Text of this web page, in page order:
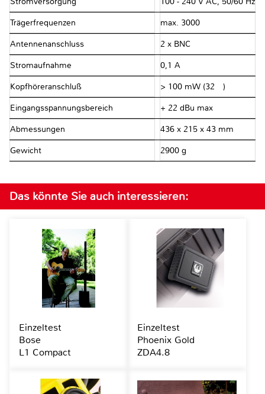
Trägerfrequenzen max. 3000
Antennenanschluss 2 x BNC
Stromaufnahme 0,1 A
Kopfhöreranschluß > 100 mW (32 Ω)
Eingangsspannungsbereich + 22 dBu max
Abmessungen 436 x 215 x 43 mm
Gewicht 2900 g
Das könnte Sie auch interessieren:
Einzeltest
Bose
L1 Compact
Einzeltest
Phoenix Gold
ZDA4.8